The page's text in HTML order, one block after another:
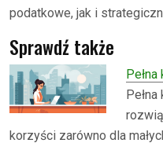
podatkowe, jak i
Sprawdź także
korzyści zarówno dla